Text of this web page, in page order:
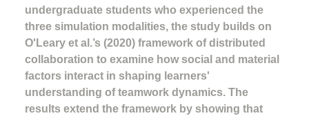
undergraduate students who experienced the
three simulation modalities, the study builds on
O'Leary et al.’s (2020) framework of distributed
collaboration to examine how social and material
factors interact in shaping learners'
understanding of teamwork dynamics. The
results extend the framework by showing that